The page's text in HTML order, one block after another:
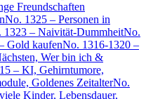
Freundschaften
No. 1325 – Personen in
1323 – Naivität-DummheitNo.
Gold kaufenNo. 1316-1320 –
Wer bin ich &
– KI, Gehirntumore,
Goldenes ZeitalterNo.
Kinder, Lebensdauer,